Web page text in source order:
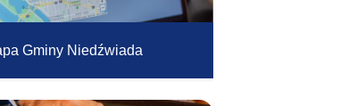
Gminy Niedźwiada